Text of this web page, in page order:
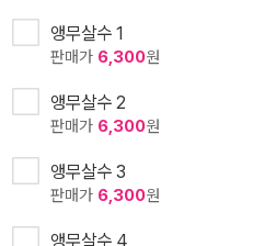
앵무살수 1
판매가 6,300원
앵무살수 2
판매가 6,300원
앵무살수 3
판매가 6,300원
앵무살수 4